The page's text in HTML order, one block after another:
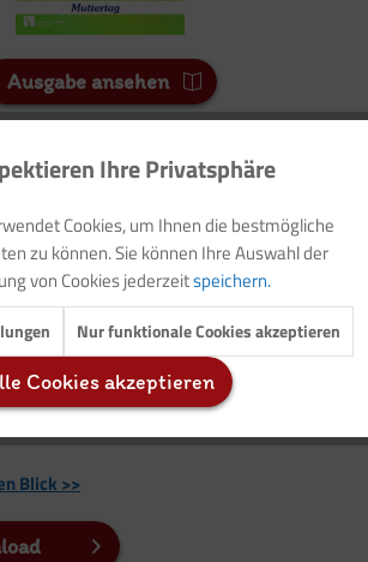
Ausgabe ansehen
dies 0,70 Euro.
Muttertag - Ein Tag mit Tradition
Bedruckte Einkaufstaschen
Bemalte Fliesen
Blick >>
Aktiv
Inaktiv
Inaktiv
Inaktiv
Ihre Privatsphäre
Cookies, um Ihnen die bestmögliche
zu können. Sie können Ihre Auswahl der
von Cookies jederzeitspeichern.
Nur funktionale Cookies akzeptieren
Cookies akzeptieren